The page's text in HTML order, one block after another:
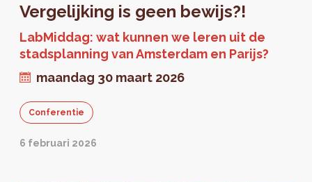
Vergelijking is geen bewijs?!
LabMiddag: wat kunnen we leren uit de
stadsplanning van Amsterdam en Parijs?
maandag 30 maart 2026
Conferentie
6 februari 2026